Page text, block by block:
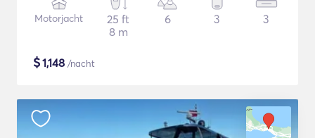
Motorjacht
25 ft
8 m
6 3 3
$1,148 /nacht